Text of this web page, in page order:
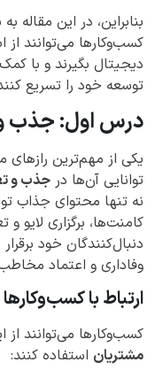
بنابراین، در این مقاله
کسب‌وکارها می‌توانند
دیجیتال بگیرند و با کمک
توسعه خود را تسریع
درس اول: جذب
یکی از مهم‌ترین رازهای
توانایی آن‌ها در جذب و
نه تنها محتوای جذاب
کامنت‌ها، برگزاری لایو
دنبال‌کنندگان خود
وفاداری و اعتماد
ارتباط با کسب‌وکارها
کسب‌وکارها می‌توانند از
مشتریان استفاده کنند: